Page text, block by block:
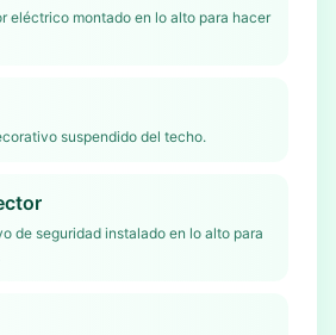
eléctrico montado en lo alto para hacer
suspendido del techo.
de seguridad instalado en lo alto para